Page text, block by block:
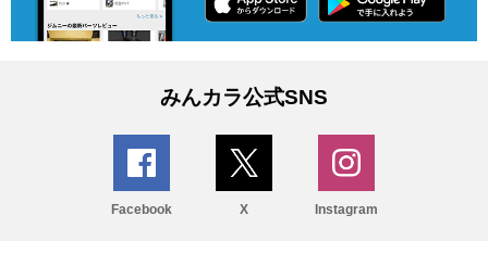
みんカラ公式SNS
Facebook X Instagram